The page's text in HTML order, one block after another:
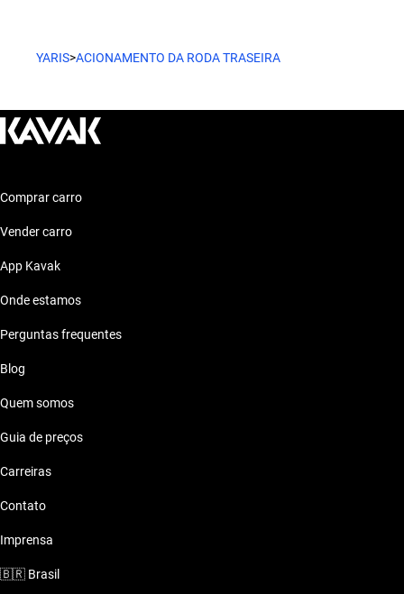
YARIS>ACIONAMENTO DA RODA TRASEIRA
Comprar carro
Vender carro
App Kavak
Onde estamos
Perguntas frequentes
Blog
Quem somos
Guia de preços
Carreiras
Contato
Imprensa
🇧🇷 Brasil